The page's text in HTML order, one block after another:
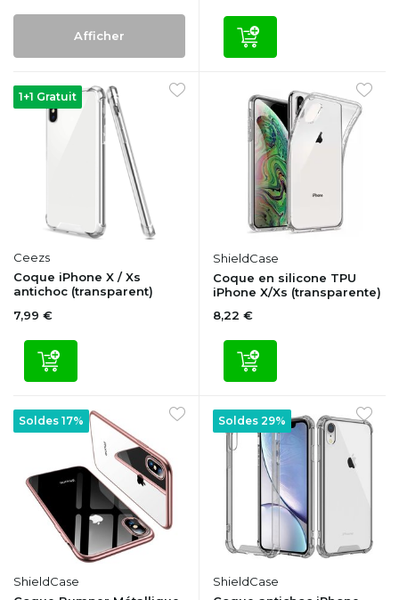
Afficher
1+1 Gratuit
Ceezs
Coque iPhone X / Xs
antichoc (transparent)
7,99 €
ShieldCase
Coque en silicone TPU
iPhone X/Xs (transparente)
8,22 €
Soldes 17%
ShieldCase
Soldes 29%
ShieldCase